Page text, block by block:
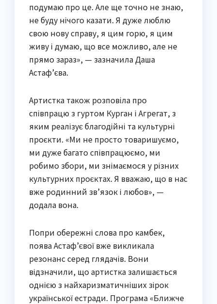
подумаю про це. Але ще точно не знаю,
не буду нічого казати. Я дуже люблю
свою нову справу, я цим горю, я цим
живу і думаю, що все можливо, але не
прямо зараз», — зазначила Даша
Астаф’єва.
Артистка також розповіла про
співпрацю з гуртом Курган і Агрегат, з
яким реалізує благодійні та культурні
проєкти. «Ми не просто товаришуємо,
ми дуже багато співпрацюємо, ми
робимо збори, ми знімаємося у різних
культурних проєктах. Я вважаю, що в нас
вже родинний зв’язок і любов», —
додала вона.
Попри обережні слова про камбек,
поява Астаф’євої вже викликала
резонанс серед глядачів. Вони
відзначили, що артистка залишається
однією з найхаризматичніших зірок
української естради. Програма «Ближче